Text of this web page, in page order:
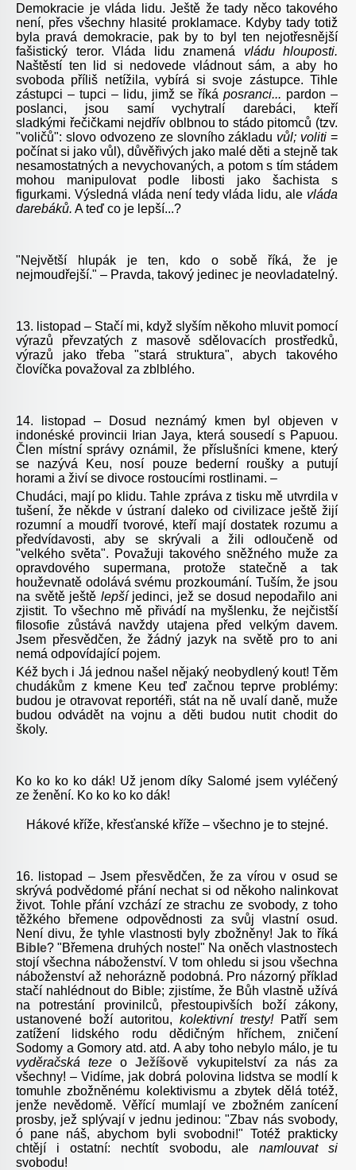
Demokracie je vláda lidu. Ještě že tady něco takového
není, přes všechny hlasité proklamace. Kdyby tady totiž
byla pravá demokracie, pak by to byl ten nejotřesnější
fašistický teror. Vláda lidu znamená vládu hlouposti.
Naštěstí ten lid si nedovede vládnout sám, a aby ho
svoboda příliš netížila, vybírá si svoje zástupce. Tihle
zástupci – tupci – lidu, jimž se říká posranci... pardon –
poslanci, jsou samí vychytralí darebáci, kteří
sladkými řečičkami nejdřív oblbnou to stádo pitomců (tzv.
"voličů": slovo odvozeno ze slovního základu vůl; voliti =
počínat si jako vůl), důvěřivých jako malé děti a stejně tak
nesamostatných a nevychovaných, a potom s tím stádem
mohou manipulovat podle libosti jako šachista s
figurkami. Výsledná vláda není tedy vláda lidu, ale vláda
darebáků. A teď co je lepší...?
"Největší hlupák je ten, kdo o sobě říká, že je
nejmoudřejší." – Pravda, takový jedinec je neovladatelný.
13. listopad – Stačí mi, když slyším někoho mluvit pomocí
výrazů převzatých z masově sdělovacích prostředků,
výrazů jako třeba "stará struktura", abych takového
človíčka považoval za zblblého.
14. listopad – Dosud neznámý kmen byl objeven v
indonéské provincii Irian Jaya, která sousedí s Papuou.
Člen místní správy oznámil, že příslušníci kmene, který
se nazývá Keu, nosí pouze bederní roušky a putují
horami a živí se divoce rostoucími rostlinami. –
Chudáci, mají po klidu. Tahle zpráva z tisku mě utvrdila v
tušení, že někde v ústraní daleko od civilizace ještě žijí
rozumní a moudří tvorové, kteří mají dostatek rozumu a
předvídavosti, aby se skrývali a žili odloučeně od
"velkého světa". Považuji takového sněžného muže za
opravdového supermana, protože statečně a tak
houževnatě odolává svému prozkoumání. Tuším, že jsou
na světě ještě lepší jedinci, jež se dosud nepodařilo ani
zjistit. To všechno mě přivádí na myšlenku, že nejčistší
filosofie zůstává navždy utajena před velkým davem.
Jsem přesvědčen, že žádný jazyk na světě pro to ani
nemá odpovídající pojem.
Kéž bych i Já jednou našel nějaký neobydlený kout! Těm
chudákům z kmene Keu teď začnou teprve problémy:
budou je otravovat reportéři, stát na ně uvalí daně, muže
budou odvádět na vojnu a děti budou nutit chodit do
školy.
Ko ko ko ko dák! Už jenom díky Salomé jsem vyléčený
ze ženění. Ko ko ko ko dák!
Hákové kříže, křesťanské kříže – všechno je to stejné.
16. listopad – Jsem přesvědčen, že za vírou v osud se
skrývá podvědomé přání nechat si od někoho nalinkovat
život. Tohle přání vzchází ze strachu ze svobody, z toho
těžkého břemene odpovědnosti za svůj vlastní osud.
Není divu, že tyhle vlastnosti byly zbožněny! Jak to říká
Bible? "Břemena druhých noste!" Na oněch vlastnostech
stojí všechna náboženství. V tom ohledu si jsou všechna
náboženství až nehorázně podobná. Pro názorný příklad
stačí nahlédnout do Bible; zjistíme, že Bůh vlastně užívá
na potrestání provinilců, přestoupivších boží zákony,
ustanovené boží autoritou, kolektivní tresty!Patří sem
zatížení lidského rodu dědičným hříchem, zničení
Sodomy a Gomory atd. atd. A aby toho nebylo málo, je tu
vyděračská tezeoJežíšově vykupitelství za nás za
všechny! – Vidíme, jak dobrá polovina lidstva se modlí k
tomuhle zbožněnému kolektivismu a zbytek dělá totéž,
jenže nevědomě. Věřící mumlají ve zbožném zanícení
prosby, jež splývají v jednu jedinou: "Zbav nás svobody,
ó pane náš, abychom byli svobodni!" Totéž prakticky
chtějí i ostatní: nechtít svobodu, ale namlouvat si
svobodu!